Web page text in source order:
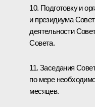
10. Подготовку и
и президиума
деятельности
Совета.
11. Заседания
по мере
месяцев.